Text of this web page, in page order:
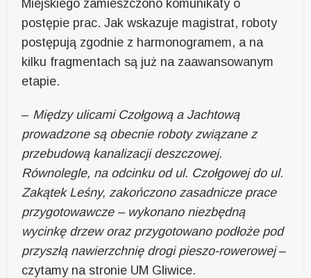
Miejskiego zamieszczono komunikaty o
postępie prac. Jak wskazuje magistrat, roboty
postępują zgodnie z harmonogramem, a na
kilku fragmentach są już na zaawansowanym
etapie.
– Między ulicami Czołgową a Jachtową
prowadzone są obecnie roboty związane z
przebudową kanalizacji deszczowej.
Równolegle, na odcinku od ul. Czołgowej do ul.
Zakątek Leśny, zakończono zasadnicze prace
przygotowawcze – wykonano niezbędną
wycinkę drzew oraz przygotowano podłoże pod
przyszłą nawierzchnię drogi pieszo-rowerowej–
czytamy na stronie UM Gliwice.